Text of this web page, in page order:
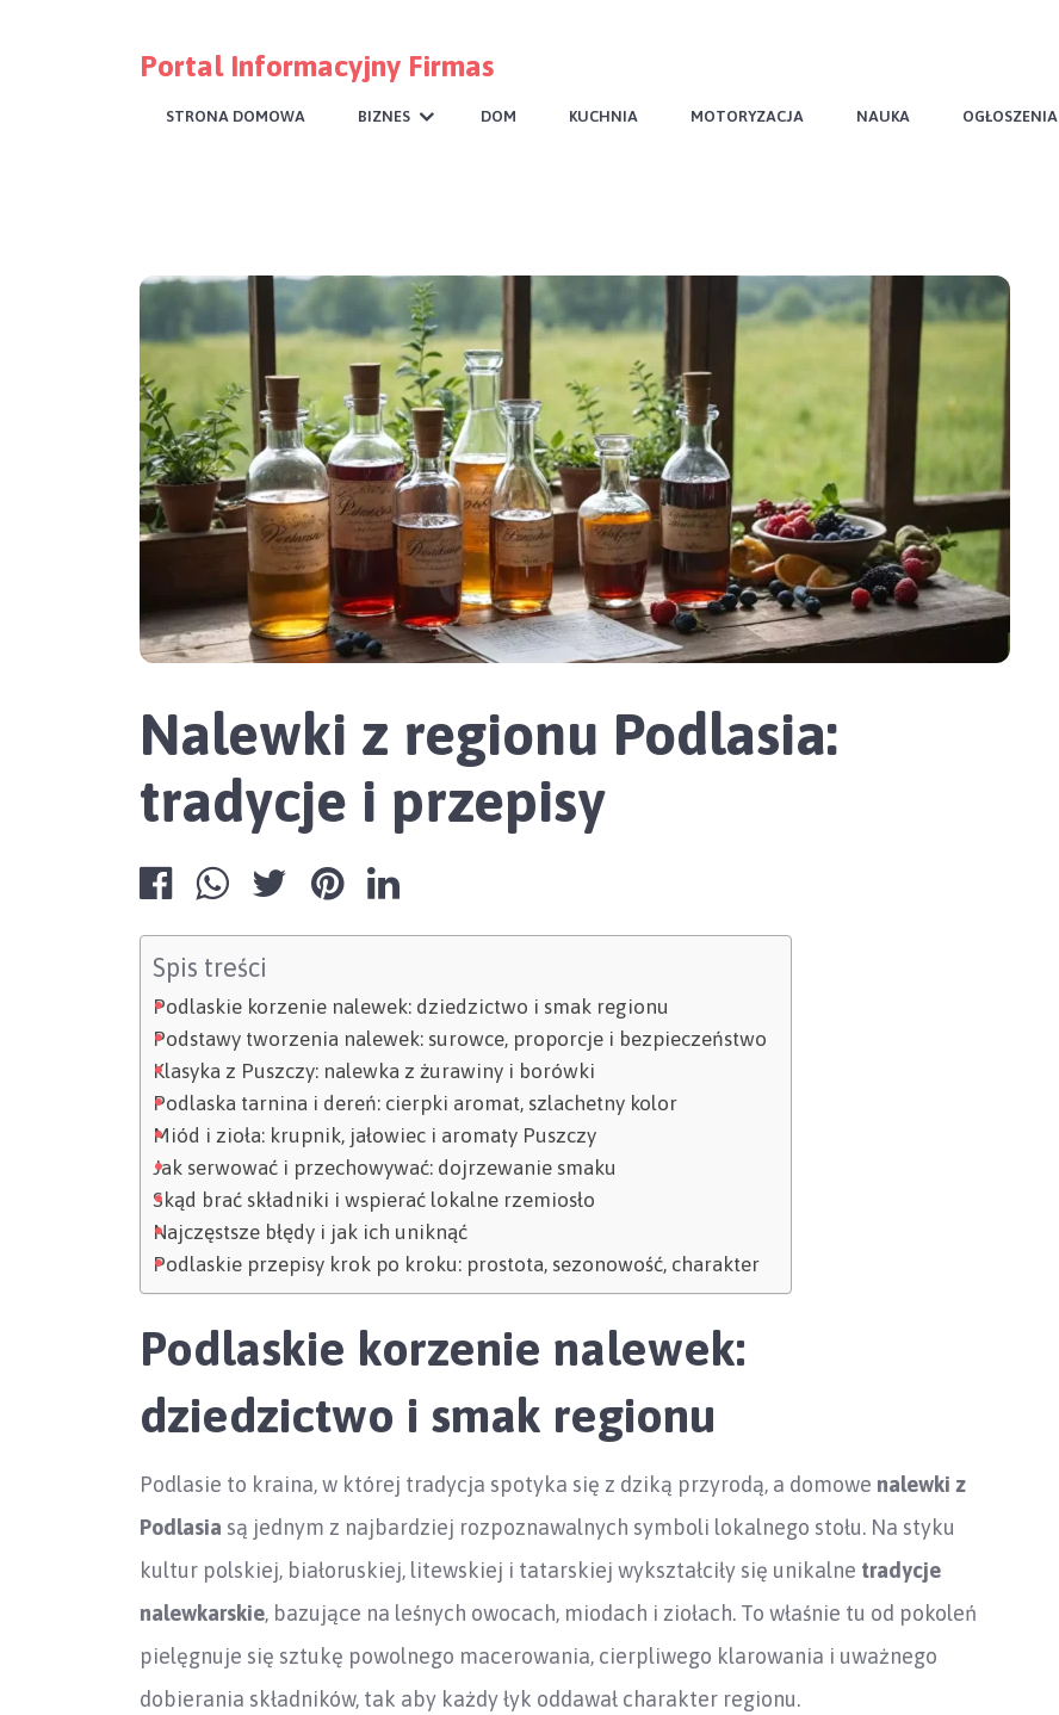
Portal Informacyjny Firmas
STRONA DOMOWA BIZNES DOM KUCHNIA MOTORYZACJA NAUKA OGŁOSZENIA
Nalewki z regionu Podlasia:
tradycje i przepisy
Spis treści
Podlaskie korzenie nalewek: dziedzictwo i smak regionu
Podstawy tworzenia nalewek: surowce, proporcje i bezpieczeństwo
Klasyka z Puszczy: nalewka z żurawiny i borówki
Podlaska tarnina i dereń: cierpki aromat, szlachetny kolor
Miód i zioła: krupnik, jałowiec i aromaty Puszczy
Jak serwować i przechowywać: dojrzewanie smaku
Skąd brać składniki i wspierać lokalne rzemiosło
Najczęstsze błędy i jak ich uniknąć
Podlaskie przepisy krok po kroku: prostota, sezonowość, charakter
Podlaskie korzenie nalewek:
dziedzictwo i smak regionu
Podlasie to kraina, w której tradycja spotyka się z dziką przyrodą, a domowe nalewki z
Podlasia są jednym z najbardziej rozpoznawalnych symboli lokalnego stołu. Na styku
kultur polskiej, białoruskiej, litewskiej i tatarskiej wykształciły się unikalne tradycje
nalewkarskie, bazujące na leśnych owocach, miodach i ziołach. To właśnie tu od pokoleń
pielęgnuje się sztukę powolnego macerowania, cierpliwego klarowania i uważnego
dobierania składników, tak aby każdy łyk oddawał charakter regionu.